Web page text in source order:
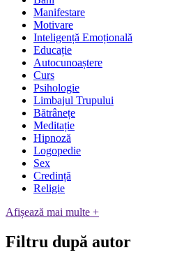
Manifestare
Motivare
Inteligență Emoțională
Educație
Autocunoaștere
Curs
Psihologie
Limbajul Trupului
Bătrânețe
Meditație
Hipnoză
Logopedie
Sex
Credință
Religie
Afișează mai multe +
Filtru după autor